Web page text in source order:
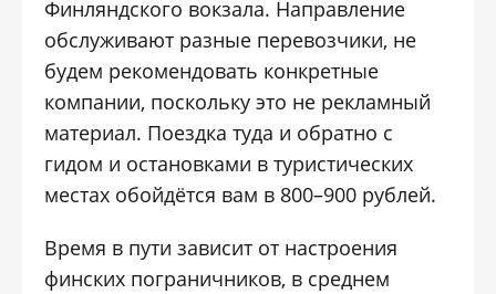
Финляндского вокзала. Направление
обслуживают разные перевозчики, не
будем рекомендовать конкретные
компании, поскольку это не рекламный
материал. Поездка туда и обратно с
гидом и остановками в туристических
местах обойдётся вам в 800–900 рублей.
Время в пути зависит от настроения
финских пограничников, в среднем